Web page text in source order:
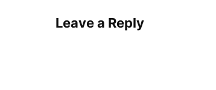
Leave a Reply